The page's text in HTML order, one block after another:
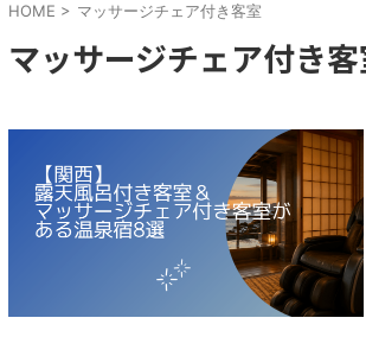
HOME > マッサージチェア付き客室
マッサージチェア付き